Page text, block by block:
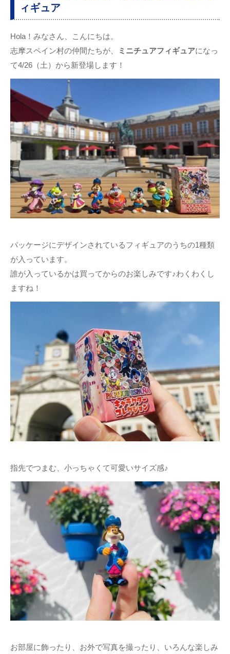
ィギュア
Hola！みなさん、こんにちは。
志摩スペイン村の仲間たちが、
ミニチュアフィギュアになっ
て4/26（土）から新登場します！
パッケージにデザインされているフィギュアのうちの1種類
が入っています。
誰が入っているかは買ってからのお楽しみです♪わくわくし
ますね！
指先でつまむ、小っちゃくて可愛いサイズ感♪
お部屋に飾ったり、お外で写真を撮ったり、いろんな楽しみ